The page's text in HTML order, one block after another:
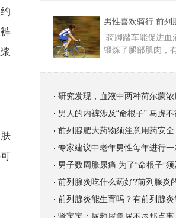
男性喜欢骑行 前列
骑脚踏车能促进血液
锻炼了腿部肌肉，
研究发现，血液中两种荷尔蒙浓
男人的内裤涉及“命根子” 马虎不
前列腺肥大药物须注意用药安
专家建议中老年男性每年进行一
男子数周胀尿痛 为了“命根子”须
前列腺炎吃什么药好?前列腺炎
前列腺炎能生育吗？有前列腺